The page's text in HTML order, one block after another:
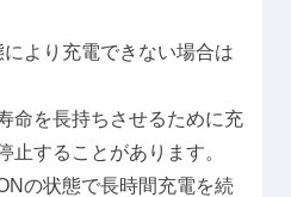
により充電できない場合は
命を長持ちさせるために充
止することがあります。
の状態で長時間充電を続